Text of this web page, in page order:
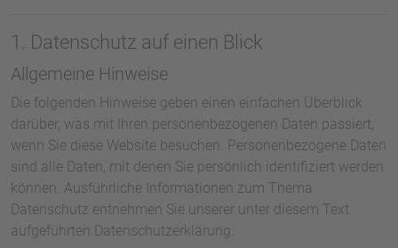
1. Datenschutz auf einen Blick
Allgemeine Hinweise
Die folgenden Hinweise geben einen einfachen Überblick
darüber, was mit Ihren personenbezogenen Daten passiert,
wenn Sie diese Website besuchen. Personenbezogene Daten
sind alle Daten, mit denen Sie persönlich identifiziert werden
können. Ausführliche Informationen zum Thema
Datenschutz entnehmen Sie unserer unter diesem Text
aufgeführten Datenschutzerklärung.